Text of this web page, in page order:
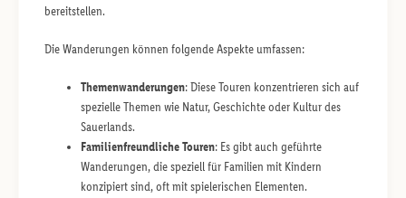
bereitstellen.
Die Wanderungen können folgende Aspekte umfassen:
Themenwanderungen: Diese Touren konzentrieren sich auf
spezielle Themen wie Natur, Geschichte oder Kultur des
Sauerlands.
Familienfreundliche Touren: Es gibt auch geführte
Wanderungen, die speziell für Familien mit Kindern
konzipiert sind, oft mit spielerischen Elementen.